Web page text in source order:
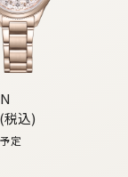
税込)
定